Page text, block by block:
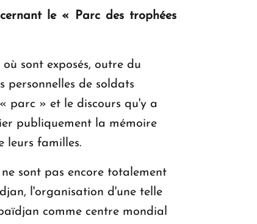
ouvrira ses portes à Dilijan
le « Parc des trophées
sont exposés, outre du
personnelles de soldats
parc » et le discours qu'y a
publiquement la mémoire
leurs familles.
sont pas encore totalement
l'organisation d'une telle
comme centre mondial